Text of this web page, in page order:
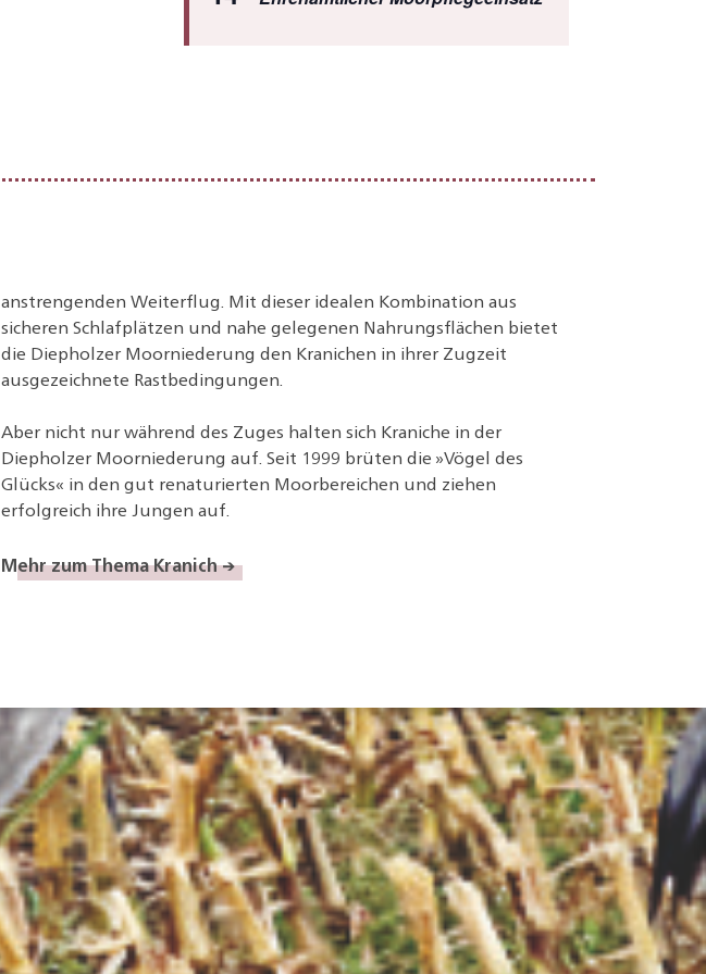
anstrengenden Weiterflug. Mit dieser idealen Kombination aus
sicheren Schlafplätzen und nahe gelegenen Nahrungsflächen bietet
die Diepholzer Moorniederung den Kranichen in ihrer Zugzeit
ausgezeichnete Rastbedingungen.
Aber nicht nur während des Zuges halten sich Kraniche in der
Diepholzer Moorniederung auf. Seit 1999 brüten die »Vögel des
Glücks« in den gut renaturierten Moorbereichen und ziehen
erfolgreich ihre Jungen auf.
Mehr zum Thema Kranich →